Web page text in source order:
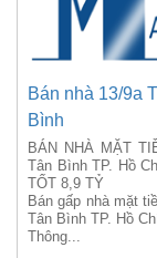
Bán nhà 13/9a
Bình
BÁN NHÀ MẶT
Tân Bình TP. Hồ
TỐT 8,9 TỶ
Bán gấp nhà mặt
Tân Bình TP. Hồ
Thông...